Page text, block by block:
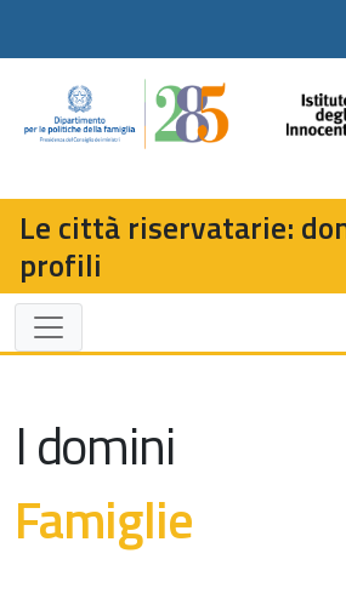
Le città riservatarie:
profili
I domini
Famiglie